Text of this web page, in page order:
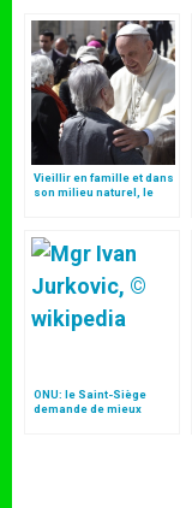
Vieillir en famille et dans
son milieu naturel, le
ONU: le Saint-Siège
demande de mieux